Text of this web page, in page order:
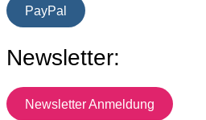
PayPal
Newsletter:
Newsletter Anmeldung